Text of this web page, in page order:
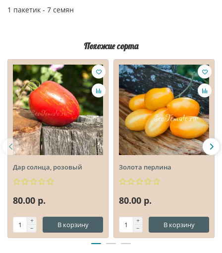
1 пакетик - 7 семян
Похожие сорта
Дар солнца, розовый
80.00 р.
В корзину
Золота перлина
80.00 р.
В корзину